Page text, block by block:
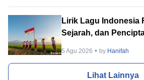
Lirik Lagu Indonesia
Sejarah, dan
5 Agu 2026 by Hanifah
Lihat Lainnya